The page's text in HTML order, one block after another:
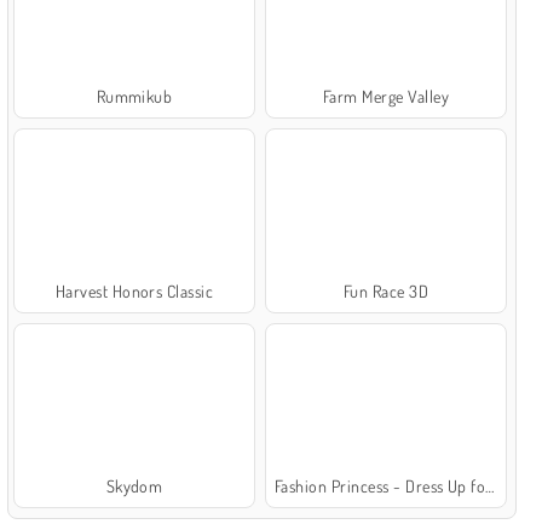
Rummikub Farm Merge Valley
Harvest Honors Classic Fun Race 3D
Skydom Fashion Princess - Dress Up for Girls